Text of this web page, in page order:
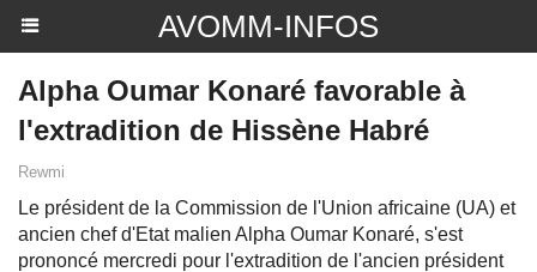
AVOMM-INFOS
Alpha Oumar Konaré favorable à
l'extradition de Hissène Habré
Rewmi
Le président de la Commission de l'Union africaine (UA) et
ancien chef d'Etat malien Alpha Oumar Konaré, s'est
prononcé mercredi pour l'extradition de l'ancien président